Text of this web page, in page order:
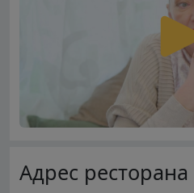
Адрес ресторана